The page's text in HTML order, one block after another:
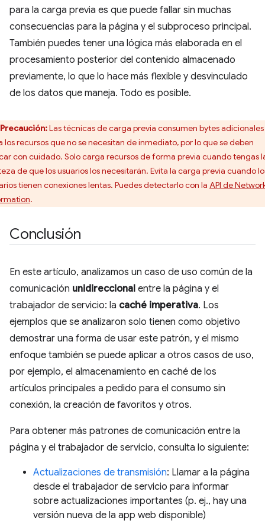
para la carga previa es que puede fallar sin muchas
consecuencias para la página y el subproceso principal.
También puedes tener una lógica más elaborada en el
procesamiento posterior del contenido almacenado
previamente, lo que lo hace más flexible y desvinculado
de los datos que maneja. Todo es posible.
Precaución:Las técnicas de carga previa consumen bytes adicionales
los recursos que no se necesitan de inmediato, por lo que se deben
con cuidado. Solo carga recursos de forma previa cuando tengas
de que los usuarios los necesitarán. Evita la carga previa cuando
tienen conexiones lentas. Puedes detectarlo con la API de
.
Conclusión
En este artículo, analizamos un caso de uso común de la
comunicación unidireccional entre la página y el
trabajador de servicio: la caché imperativa. Los
ejemplos que se analizaron solo tienen como objetivo
demostrar una forma de usar este patrón, y el mismo
enfoque también se puede aplicar a otros casos de uso,
por ejemplo, el almacenamiento en caché de los
artículos principales a pedido para el consumo sin
conexión, la creación de favoritos y otros.
Para obtener más patrones de comunicación entre la
página y el trabajador de servicio, consulta lo siguiente:
Actualizaciones de transmisión: Llamar a la página
desde el trabajador de servicio para informar
sobre actualizaciones importantes (p. ej., hay una
versión nueva de la app web disponible)